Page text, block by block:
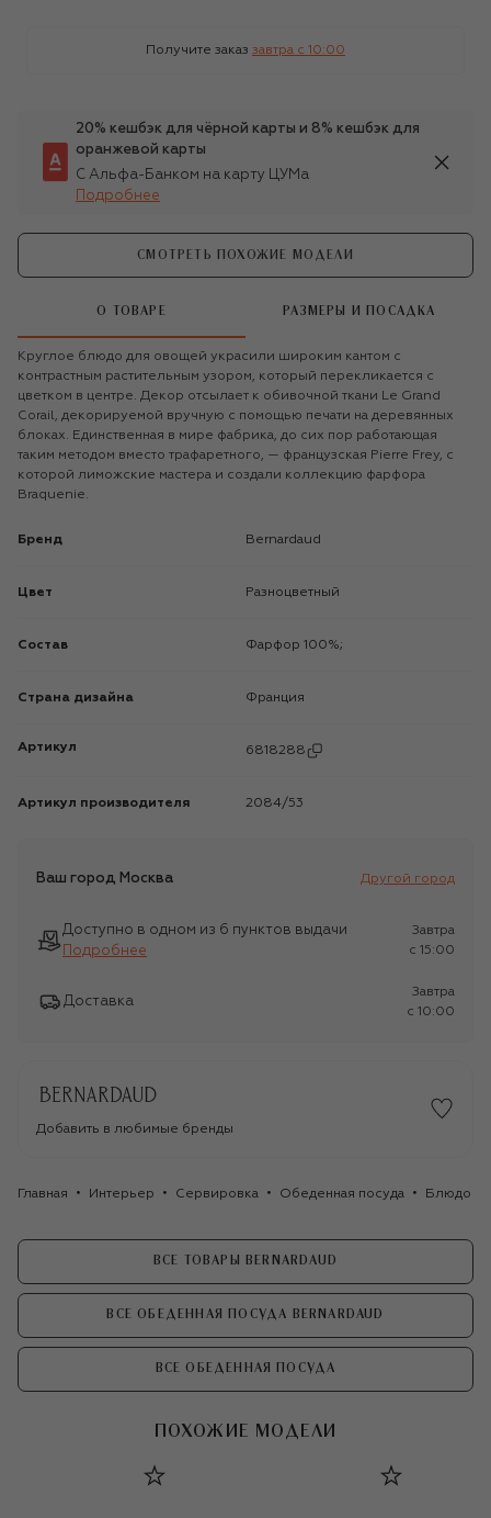
Получите заказ завтра c 10:00
20% кешбэк для чёрной карты и 8% кешбэк для
оранжевой карты
С Альфа-Банком на карту ЦУМа
Подробнее
СМОТРЕТЬ ПОХОЖИЕ МОДЕЛИ
О ТОВАРЕ РАЗМЕРЫ И ПОСАДКА
Круглое блюдо для овощей украсили широким кантом с
контрастным растительным узором, который перекликается с
цветком в центре. Декор отсылает к обивочной ткани Le Grand
Corail, декорируемой вручную с помощью печати на деревянных
блоках. Единственная в мире фабрика, до сих пор работающая
таким методом вместо трафаретного, — французская Pierre Frey, с
которой лиможские мастера и создали коллекцию фарфора
Braquenie.
Бренд Bernardaud
Цвет Разноцветный
Состав Фарфор 100%;
Страна дизайна Франция
Артикул 6818288
Артикул производителя 2084/53
Ваш город Москва Другой город
Доступно в одном из 6 пунктов выдачи
Подробнее
Завтра
c 15:00
Доставка
Завтра
c 10:00
Добавить в любимые бренды
Главная Интерьер Сервировка Обеденная посуда Блюдо
ВСЕ ТОВАРЫ BERNARDAUD
ВСЕ ОБЕДЕННАЯ ПОСУДА BERNARDAUD
ВСЕ ОБЕДЕННАЯ ПОСУДА
ПОХОЖИЕ МОДЕЛИ